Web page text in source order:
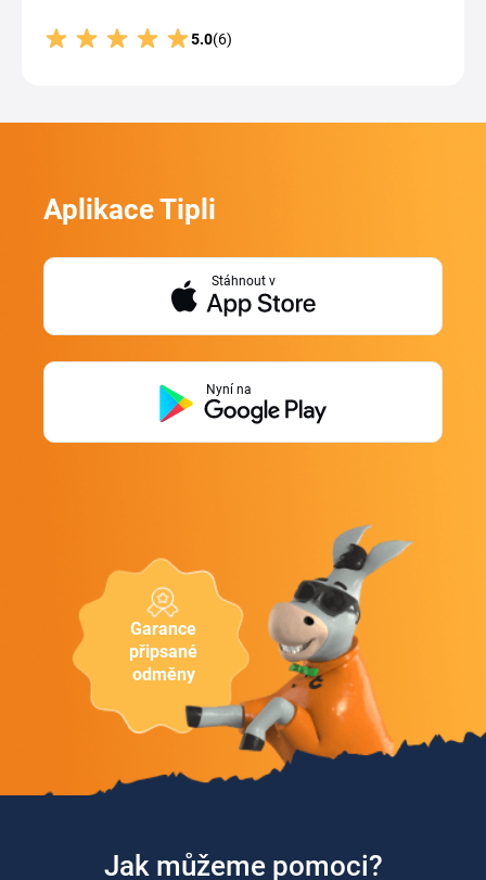
5.0(6)
Garance
připsané
odměny
Aplikace Tipli
Stáhnout v
Nyní na
Jak můžeme pomoci?